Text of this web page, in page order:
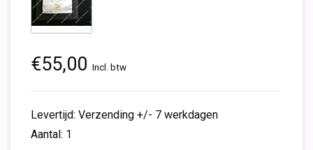
€55,00 Incl. btw
Levertijd: Verzending +/- 7 werkdagen
Aantal: 1